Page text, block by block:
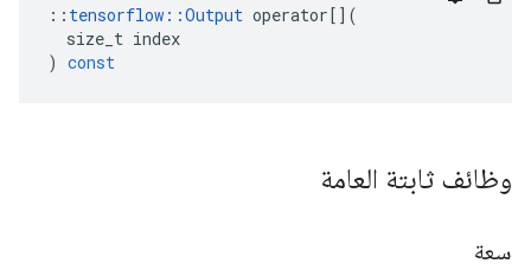
:: tensorflow ::Output operator[](
size_t index
) const
وظائف ثابتة العامة
سعة